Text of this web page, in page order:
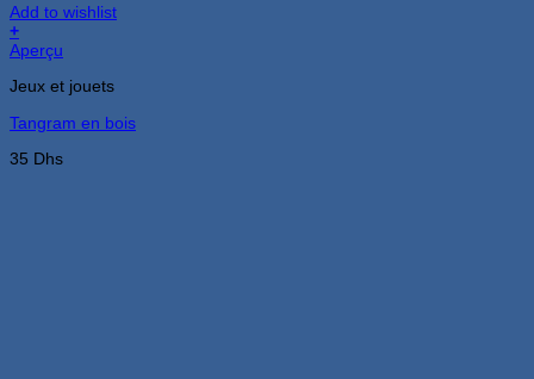
Add to wishlist
+
Aperçu
Jeux et jouets
Tangram en bois
35 Dhs